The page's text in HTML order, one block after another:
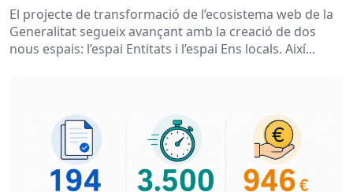
El projecte de transformació de l’ecosistema web de la
Generalitat segueix avançant amb la creació de dos
nous espais: l’espai Entitats i l’espai Ens locals. Així...